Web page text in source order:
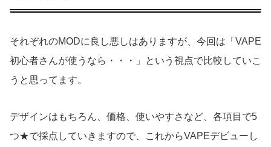
それぞれのMODに良し悪しはありますが、今回は「VAPE
初心者さんが使うなら・・・」という視点で比較していこ
うと思ってます。
デザインはもちろん、価格、使いやすさなど、各項目で5
つ★で採点していきますので、これからVAPEデビューし